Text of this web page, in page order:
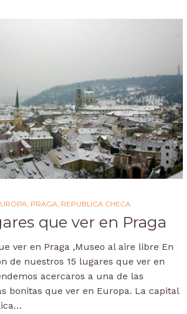
PRAGA REPUBLICA CHECA
que ver en Praga
ver en Praga ,Museo al aire libre En
de nuestros 15 lugares que ver en
acercaros a una de las
bonitas que ver en Europa. La capital